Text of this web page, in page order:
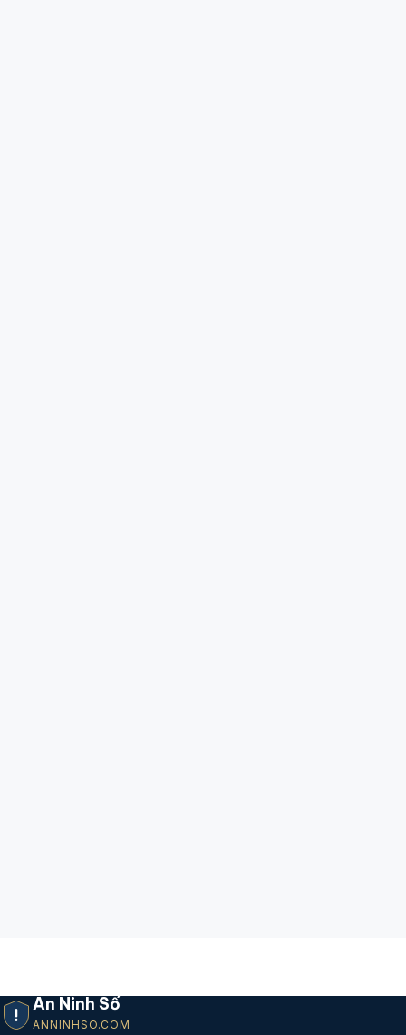
An Ninh Số
ANNINHSO.COM